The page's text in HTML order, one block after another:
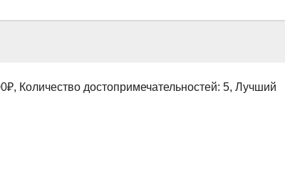
Количество достопримечательностей: 5, Лучший